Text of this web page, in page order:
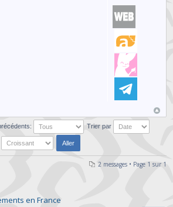
Trier par
2 messages • Page 1 sur 1
en France